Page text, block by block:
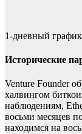
1-дневный
Исторические
Venture Founder
халвингом
наблюдениям,
восьми месяцев
находимся на